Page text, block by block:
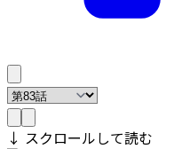
↓ スクロールして読む